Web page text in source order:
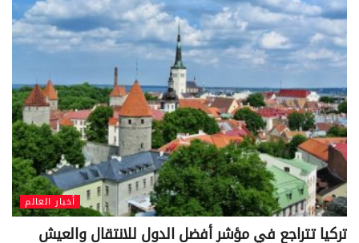
أخبار العالم
تركيا تتراجع في مؤشر أفضل الدول للانتقال والعيش